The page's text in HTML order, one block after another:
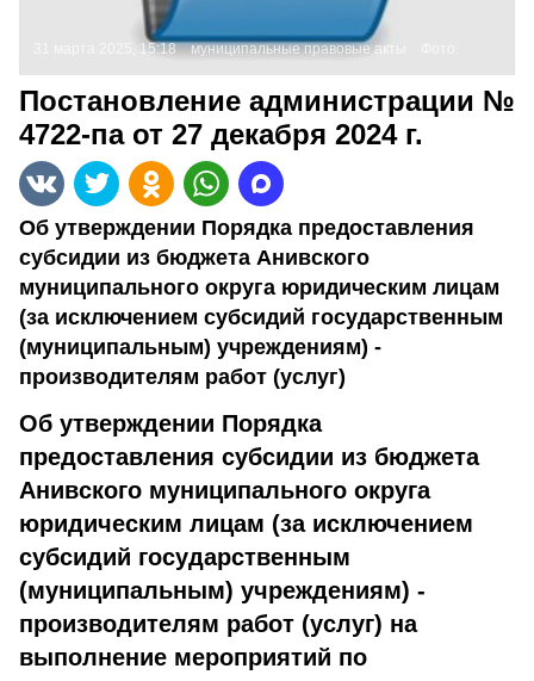
31 марта 2025, 15:18 муниципальные правовые акты
Постановление администрации №
4722-па от 27 декабря 2024 г.
Об утверждении Порядка предоставления
субсидии из бюджета Анивского
муниципального округа юридическим лицам
(за исключением субсидий государственным
(муниципальным) учреждениям) -
производителям работ (услуг)
Об утверждении Порядка
предоставления субсидии из бюджета
Анивского муниципального округа
юридическим лицам (за исключением
субсидий государственным
(муниципальным) учреждениям) -
производителям работ (услуг) на
выполнение мероприятий по